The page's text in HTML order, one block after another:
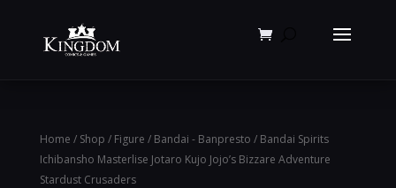
Home / Shop / Figure / Bandai - Banpresto / Bandai Spirits
Ichibansho Masterlise Jotaro Kujo Jojo’s Bizzare Adventure
Stardust Crusaders